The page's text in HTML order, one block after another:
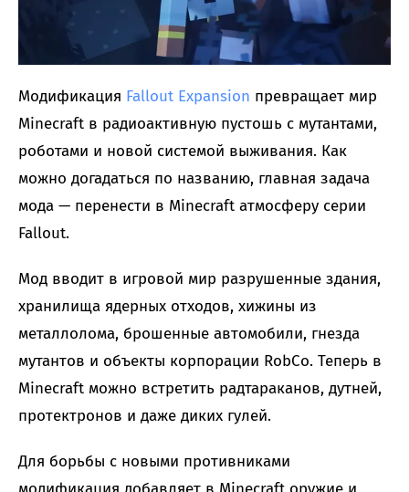
Модификация Fallout Expansion превращает мир
Minecraft в радиоактивную пустошь с мутантами,
роботами и новой системой выживания. Как
можно догадаться по названию, главная задача
мода — перенести в Minecraft атмосферу серии
Fallout.
Мод вводит в игровой мир разрушенные здания,
хранилища ядерных отходов, хижины из
металлолома, брошенные автомобили, гнезда
мутантов и объекты корпорации RobCo. Теперь в
Minecraft можно встретить радтараканов, дутней,
протектронов и даже диких гулей.
Для борьбы с новыми противниками